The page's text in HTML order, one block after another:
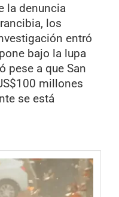
la denuncia
los
entró
bajo la lupa
pese a que San
millones
se está